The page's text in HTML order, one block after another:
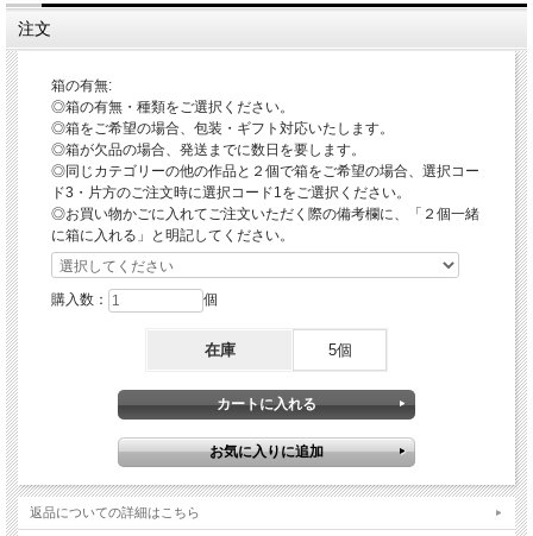
萩焼の特徴をお楽しみいただくにはご飯だけですと時間がかかるかと思いますの
で、時々、お茶漬けを召し上がるかお食事の時のお茶を入れていただければ思いま
す。
「白姫という作風」
伝統的工芸品萩焼の指定材料にある萩焼の基本となる「大道土」で水曳きし、乾燥
させながら高台や高台脇を削り全体の形を整えしっかり乾燥させて素焼きをし、わ
ら灰釉を掛け酸化焼成で本焼をし窯出しをして焼ヒビなどが無いかをしっかりチェ
ックして完成となります。
大道土のやわらかい風合いに白い釉薬が掛かり上品な色合いが特徴で、淡いピンク
系になる場合とベージュ系になる場合があります。
大道土はとても肌理の細かいやさしい風合いになることから「姫土」とも言われ、
当店では「白姫」と命名しております。
…………………………………………………………………………………………………
◎各箱(木箱・紙箱)をご希望の場合は、このページの下に各箱のお買い物カゴにて
別途ご注文くださいますようお願いいたします。
◎箱入りの場合は当店のオリジナル包装紙での包装・ギフト対応(のし紙掛け・メ
ッセージカード)を無料で承ります。
【作品に関して】
萩焼伝統工芸士・樋口大桂が伝統的工芸品萩焼としての規約を遵守し、国産の天然
原材料を使い全工程を手作業でしております。寸法・重量・色合い・風合いが一つ
一つ微妙に違いますので、悪しからずご了承くださいませ。
出来るだけ色や質感がわかりやすいように複数の照明や白の背景板を使って撮影し
注文
箱の有無:
◎箱の有無・種類をご選択ください。
◎箱をご希望の場合、包装・ギフト対応いたします。
◎箱が欠品の場合、発送までに数日を要します。
◎同じカテゴリーの他の作品と２個で箱をご希望の場合、選択コー
ド3・片方のご注文時に選択コード1をご選択ください。
◎お買い物かごに入れてご注文いただく際の備考欄に、「２個一緒
に箱に入れる」と明記してください。
購入数： 個
在庫 5個
返品についての詳細はこちら